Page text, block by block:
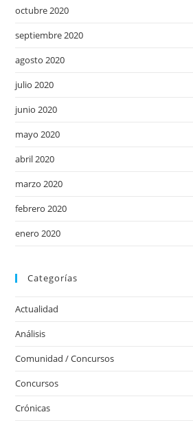
octubre 2020
septiembre 2020
agosto 2020
julio 2020
junio 2020
mayo 2020
abril 2020
marzo 2020
febrero 2020
enero 2020
Categorías
Actualidad
Análisis
Comunidad / Concursos
Concursos
Crónicas